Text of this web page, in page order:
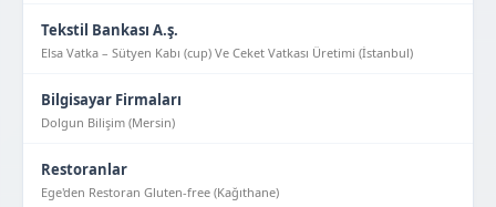
Tekstil Bankası A.ş.
Elsa Vatka – Sütyen Kabı (cup) Ve Ceket Vatkası Üretimi (İstanbul)
Bilgisayar Firmaları
Dolgun Bilişim (Mersin)
Restoranlar
Ege'den Restoran Gluten-free (Kağıthane)